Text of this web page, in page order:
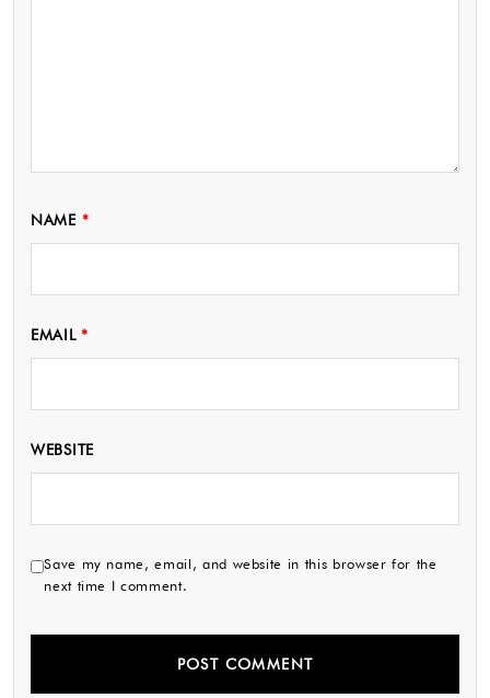
NAME *
EMAIL*
WEBSITE
Save my name, email, and website in this browser for the
next time I comment.